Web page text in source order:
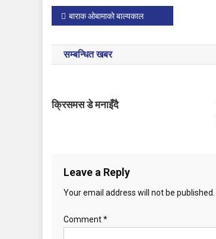
P
o
s
n
बाराक ओबामाको बाल्यकाल
सम्बन्धित खबर
क्रिसमस डे मनाइँदै
Leave a Reply
Your email address will not be published.
Comment*